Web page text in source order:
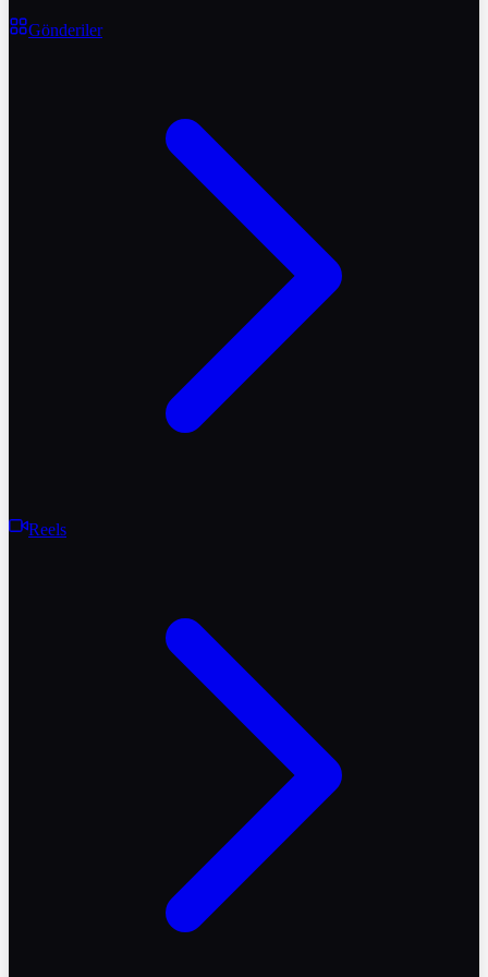
Gönderiler
Reels